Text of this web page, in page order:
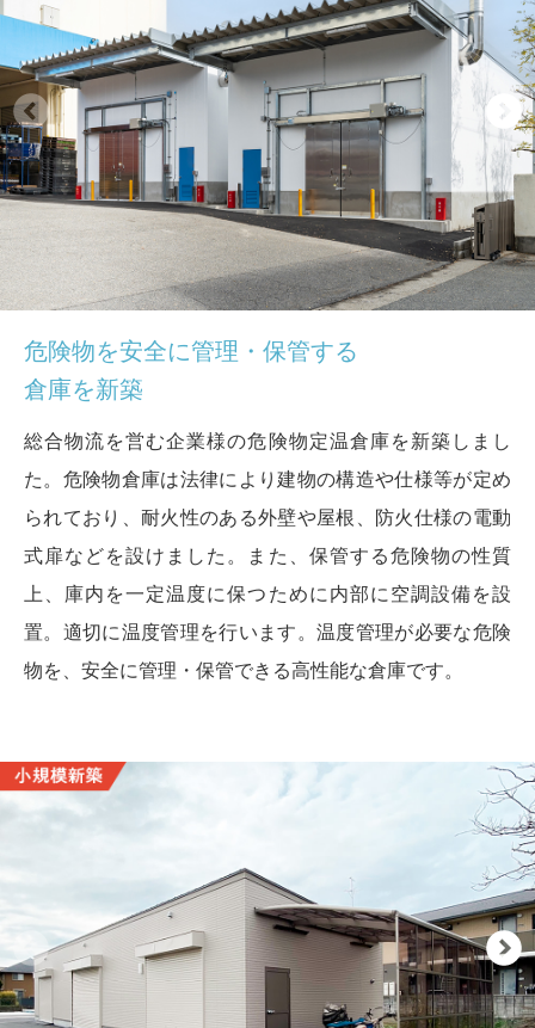
危険物を安全に管理・保管する
倉庫を新築
総合物流を営む企業様の危険物定温倉庫を新築しまし
た。危険物倉庫は法律により建物の構造や仕様等が定め
られており、耐火性のある外壁や屋根、防火仕様の電動
式扉などを設けました。また、保管する危険物の性質
上、庫内を一定温度に保つために内部に空調設備を設
置。適切に温度管理を行います。温度管理が必要な危険
物を、安全に管理・保管できる高性能な倉庫です。